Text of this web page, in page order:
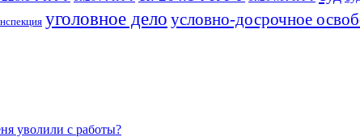
уголовное дело условно-досрочное
уволили с работы?